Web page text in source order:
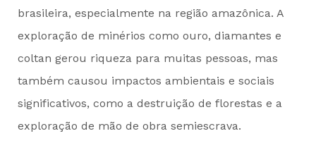
brasileira, especialmente na região amazônica. A
exploração de minérios como ouro, diamantes e
coltan gerou riqueza para muitas pessoas, mas
também causou impactos ambientais e sociais
significativos, como a destruição de florestas e a
exploração de mão de obra semiescrava.